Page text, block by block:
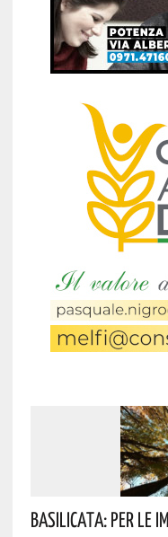
Basilicata: Per Le